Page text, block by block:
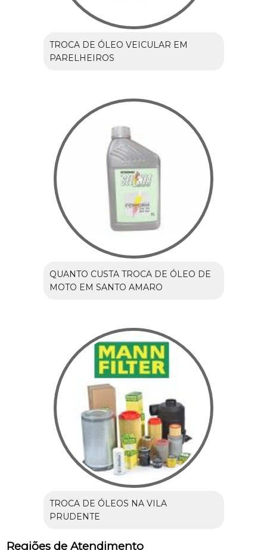
TROCA DE ÓLEO VEICULAR EM
PARELHEIROS
QUANTO CUSTA TROCA DE ÓLEO DE
MOTO EM SANTO AMARO
TROCA DE ÓLEOS NA VILA
PRUDENTE
Regiões de Atendimento